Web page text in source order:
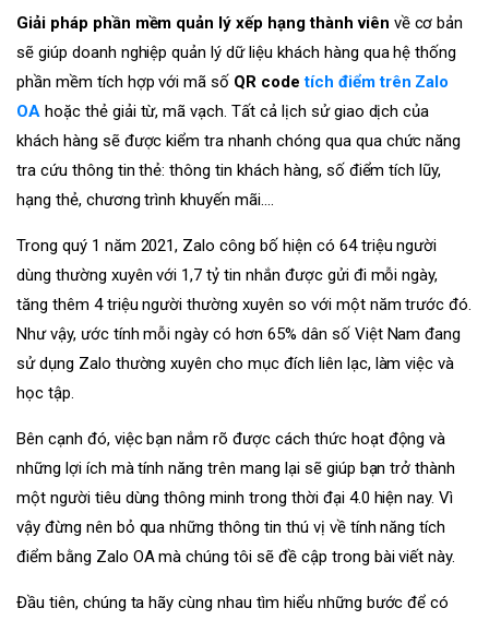
Giải pháp phần mềm quản lý xếp hạng thành viên về cơ bản
sẽ giúp doanh nghiệp quản lý dữ liệu khách hàng qua hệ thống
phần mềm tích hợp với mã số QR codetích điểm trên Zalo
OAhoặc thẻ giải từ, mã vạch. Tất cả lịch sử giao dịch của
khách hàng sẽ được kiểm tra nhanh chóng qua qua chức năng
tra cứu thông tin thẻ: thông tin khách hàng, số điểm tích lũy,
hạng thẻ, chương trình khuyến mãi….
Trong quý 1 năm 2021, Zalo công bố hiện có 64 triệu người
dùng thường xuyên với 1,7 tỷ tin nhắn được gửi đi mỗi ngày,
tăng thêm 4 triệu người thường xuyên so với một năm trước đó.
Như vậy, ước tính mỗi ngày có hơn 65% dân số Việt Nam đang
sử dụng Zalo thường xuyên cho mục đích liên lạc, làm việc và
học tập.
Bên cạnh đó, việc bạn nắm rõ được cách thức hoạt động và
những lợi ích mà tính năng trên mang lại sẽ giúp bạn trở thành
một người tiêu dùng thông minh trong thời đại 4.0 hiện nay. Vì
vậy đừng nên bỏ qua những thông tin thú vị về tính năng tích
điểm bằng Zalo OA mà chúng tôi sẽ đề cập trong bài viết này.
Đầu tiên, chúng ta hãy cùng nhau tìm hiểu những bước để có